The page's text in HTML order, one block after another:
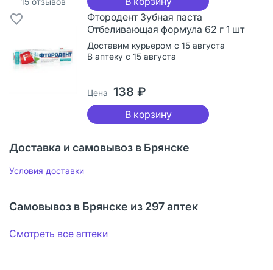
Фтородент Зубная паста
Отбеливающая формула 62 г 1 шт
Доставим курьером с 15 августа
В аптеку с 15 августа
Цена 138 ₽
В корзину
Доставка и самовывоз в Брянске
Условия доставки
Самовывоз в Брянске из 297 аптек
Смотреть все аптеки